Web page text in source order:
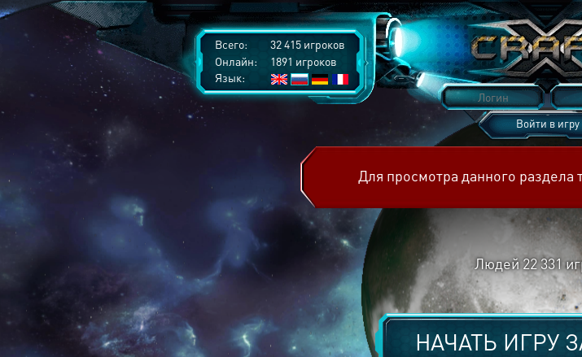
Всего:
32 415 игроков
Онлайн:
1891 игроков
Язык:
Войти в игру
Для просмотра данного раздела
Людей 22 331
НАЧАТЬ ИГРУ